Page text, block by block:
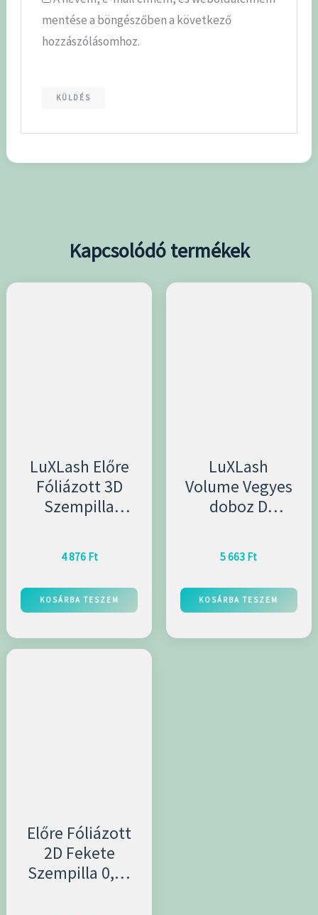
mentése a böngészőben a következő
hozzászólásomhoz.
Kapcsolódó termékek
LuXLash Előre
Fóliázott 3D
Szempilla
Vastagságú
4 876 Ft
KOSÁRBA TESZEM
LuXLash
Volume Vegyes
doboz D
5 663 Ft
KOSÁRBA TESZEM
Előre Fóliázott
2D Fekete
Szempilla 0,07